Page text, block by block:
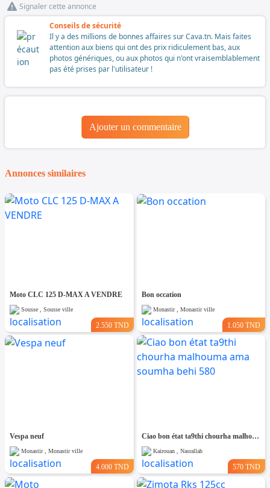
Signaler cette annonce
Conseils de sécurité
Il y a des millions de bonnes affaires sur Cava.tn. Mais faites
attention aux biens qui ont des prix ridiculement bas, aux
photos génériques, ou aux photos qui n'ont vraisemblablement
pas été prises par l'utilisateur !
Ajouter un commentaire
Annonces similaires
Moto CLC 125 D-MAX A VENDRE
Sousse , Sousse ville
2.550 TND
Bon occation
Monastir , Monastir ville
1.050 TND
Vespa neuf
Monastir , Monastir ville
4.000 TND
Ciao bon état ta9thi chourha malhouma ama soumha behi 580
Kairouan , Nasrallah
570 TND